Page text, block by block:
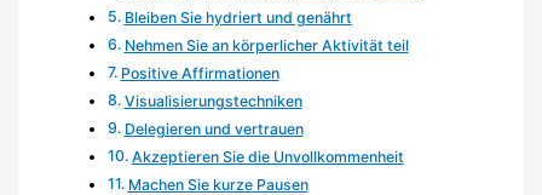
Bleiben Sie hydriert und genährt
Nehmen Sie an körperlicher Aktivität teil
Positive Affirmationen
Visualisierungstechniken
Delegieren und vertrauen
Akzeptieren Sie die Unvollkommenheit
Machen Sie kurze Pausen